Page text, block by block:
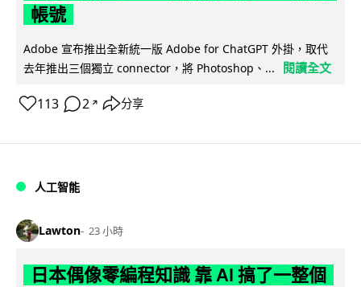
帳號
Adobe 宣布推出全新統一版 Adobe for ChatGPT 外掛，取代
去年推出三個獨立 connector，將 Photoshop、...
閱讀全文
113 2 ↗ 分享
人工智能
Lawton 23 小時
日本偶像零編程知識 靠 AI 搞了一整個